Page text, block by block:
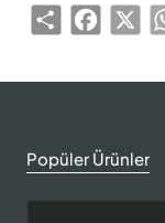
ShareFacebook
X
Popüler Ürünler